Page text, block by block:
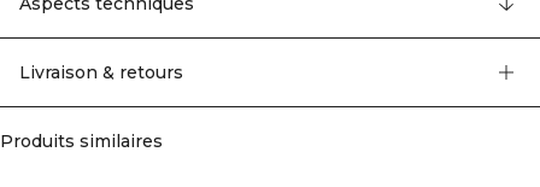
accompagne au bureau, à la salle ou le temps d’un week‑end. Se nettoie avec
un chiffon humide au besoin. Extérieur : 100% polyester. Doublure : 100%
Livraison & retours
Produits similaires